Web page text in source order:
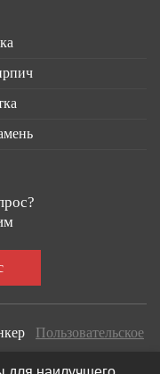
Пользовательское